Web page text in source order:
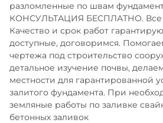
разломленные по швам
КОНСУЛЬТАЦИЯ БЕСПЛАТНО. Все
Качество и срок работ
доступные, договоримся.
чертежа под строительство
детальное изучение почвы,
местности для гарантированной
залитого фундамента. При
земляные работы по заливке
бетонных заливок